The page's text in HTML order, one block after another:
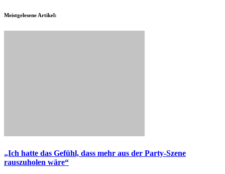
Meistgelesene Artikel:
„Ich hatte das Gefühl, dass mehr aus der Party-Szene
rauszuholen wäre“